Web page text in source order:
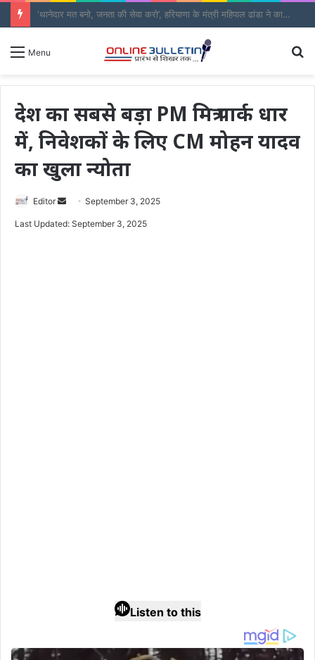
रक्षाबंधन पर लगेगा साल का दूसरा चंद्र ग्रहण, भारत में नहीं दिखेगा ‘ब्लड मून’
Menu
देश का सबसे बड़ा PM मित्र पार्क धार
में, निवेशकों के लिए CM मोहन यादव
का खुला न्योता
Editor
SendSeptember 3, 2025
Last Updated: September 3, 2025
Listen to this